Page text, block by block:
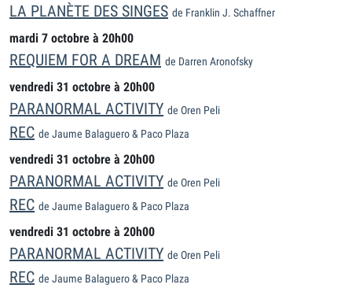
LA PLANÈTE DES SINGES de Franklin J. Schaffner
mardi 7 octobre à 20h00
REQUIEM FOR A DREAM de Darren Aronofsky
vendredi 31 octobre à 20h00
PARANORMAL ACTIVITY de Oren Peli
REC de Jaume Balaguero & Paco Plaza
vendredi 31 octobre à 20h00
PARANORMAL ACTIVITY de Oren Peli
REC de Jaume Balaguero & Paco Plaza
vendredi 31 octobre à 20h00
PARANORMAL ACTIVITY de Oren Peli
REC de Jaume Balaguero & Paco Plaza